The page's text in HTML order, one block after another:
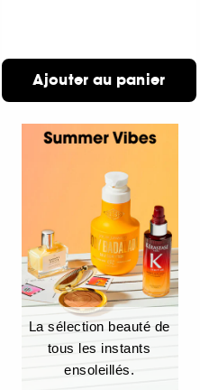
Ajouter au panier
La sélection beauté de
tous les instants
ensoleillés.